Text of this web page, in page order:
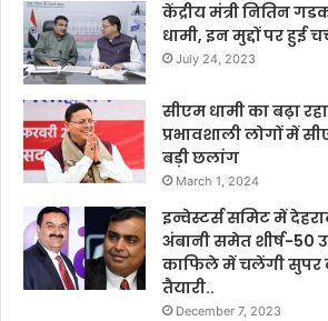
केंद्रीय मंत्री नितिन
धामी, इन मुद्दों पर हुई
July 24, 2023
सीएम धामी का बढ़ा
प्रभावशाली लोगों में
बड़ी छलांग
March 1, 2024
इन्वेस्टर्स समिट में
अंबानी समेत शीर्ष-50
काफिले में चलेंगी सुपर
तैयारी..
December 7, 2023